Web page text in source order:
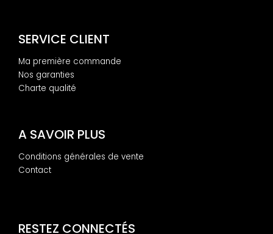
SERVICE CLIENT
Ma première commande
Nos garanties
Charte qualité
A SAVOIR PLUS
Conditions générales de vente
Contact